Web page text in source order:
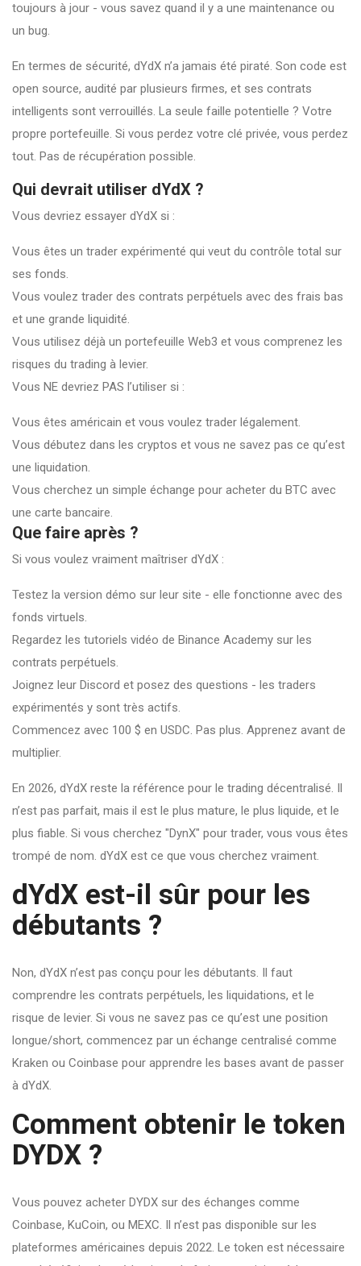
toujours à jour - vous savez quand il y a une maintenance ou
un bug.
En termes de sécurité, dYdX n’a jamais été piraté. Son code est
open source, audité par plusieurs firmes, et ses contrats
intelligents sont verrouillés. La seule faille potentielle ? Votre
propre portefeuille. Si vous perdez votre clé privée, vous perdez
tout. Pas de récupération possible.
Qui devrait utiliser dYdX ?
Vous devriez essayer dYdX si :
Vous êtes un trader expérimenté qui veut du contrôle total sur
ses fonds.
Vous voulez trader des contrats perpétuels avec des frais bas
et une grande liquidité.
Vous utilisez déjà un portefeuille Web3 et vous comprenez les
risques du trading à levier.
Vous NE devriez PAS l’utiliser si :
Vous êtes américain et vous voulez trader légalement.
Vous débutez dans les cryptos et vous ne savez pas ce qu’est
une liquidation.
Vous cherchez un simple échange pour acheter du BTC avec
une carte bancaire.
Que faire après ?
Si vous voulez vraiment maîtriser dYdX :
Testez la version démo sur leur site - elle fonctionne avec des
fonds virtuels.
Regardez les tutoriels vidéo de Binance Academy sur les
contrats perpétuels.
Joignez leur Discord et posez des questions - les traders
expérimentés y sont très actifs.
Commencez avec 100 $ en USDC. Pas plus. Apprenez avant de
multiplier.
En 2026, dYdX reste la référence pour le trading décentralisé. Il
n’est pas parfait, mais il est le plus mature, le plus liquide, et le
plus fiable. Si vous cherchez "DynX" pour trader, vous vous êtes
trompé de nom. dYdX est ce que vous cherchez vraiment.
dYdX est-il sûr pour les
débutants ?
Non, dYdX n’est pas conçu pour les débutants. Il faut
comprendre les contrats perpétuels, les liquidations, et le
risque de levier. Si vous ne savez pas ce qu’est une position
longue/short, commencez par un échange centralisé comme
Kraken ou Coinbase pour apprendre les bases avant de passer
à dYdX.
Comment obtenir le token
DYDX ?
Vous pouvez acheter DYDX sur des échanges comme
Coinbase, KuCoin, ou MEXC. Il n’est pas disponible sur les
plateformes américaines depuis 2022. Le token est nécessaire